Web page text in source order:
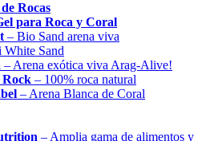
Rocas
para Roca y Coral
– Bio Sand arena viva
White Sand
– Arena exótica viva Arag-Alive!
Rock – 100% roca natural
– Arena Blanca de Coral
– Amplia gama de alimentos y